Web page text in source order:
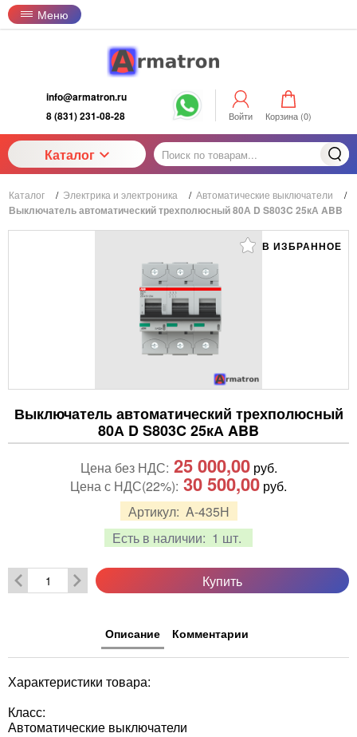
Меню
info@armatron.ru
8 (831) 231-08-28
Войти Корзина (0)
Каталог
Каталог / Электрика и электроника / Автоматические выключатели /
Выключатель автоматический трехполюсный 80А D S803C 25кА ABB
В ИЗБРАННОЕ
Выключатель автоматический трехполюсный
80А D S803C 25кА ABB
Артикул: A-435Н
Есть в наличии: 1 шт.
Цена без НДС: 25 000,00руб.
Цена с НДС(22%): 30 500,00 руб.
Купить
Описание Комментарии
Характеристики товара:
Класс:
Автоматические выключатели